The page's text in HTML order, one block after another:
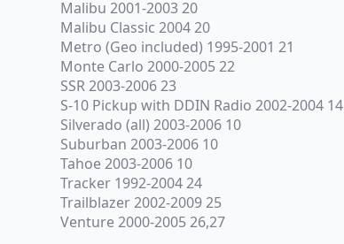
Malibu 2001-2003 20
Malibu Classic 2004 20
Metro (Geo included) 1995-2001 21
Monte Carlo 2000-2005 22
SSR 2003-2006 23
S-10 Pickup with DDIN Radio 2002-2004 14
Silverado (all) 2003-2006 10
Suburban 2003-2006 10
Tahoe 2003-2006 10
Tracker 1992-2004 24
Trailblazer 2002-2009 25
Venture 2000-2005 26,27